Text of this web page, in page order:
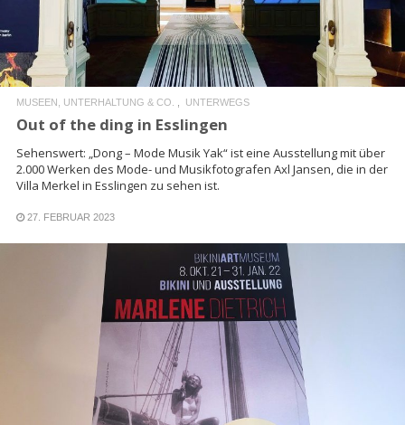
MUSEEN, UNTERHALTUNG & CO. UNTERWEGS
Out of the ding in Esslingen
Sehenswert: „Dong – Mode Musik Yak“ ist eine Ausstellung mit über
2.000 Werken des Mode- und Musikfotografen Axl Jansen, die in der
Villa Merkel in Esslingen zu sehen ist.
27. FEBRUAR 2023
READ MORE